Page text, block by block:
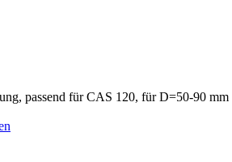
passend für CAS 120, für D=50-90 mm